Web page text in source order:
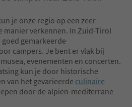
je onze regio op een zeer
manier verkennen. In Zuid-Tirol
gemarkeerde
campers. Je bent er vlak bij
evenementen en concerten.
kun je door historische
van het gevarieerde culinaire
door de alpien-mediterrane